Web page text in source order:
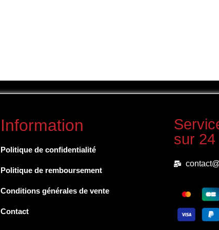
Information
Politique de confidentialité
Politique de remboursement
Conditions générales de vente
Contact
sur 24